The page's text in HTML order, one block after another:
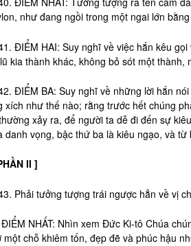
như đang ngồi trong một ngai lớn
ĐIỂM HAI: Suy nghĩ về việc hắn kêu
kia thành khác, không bỏ sót một
ĐIỂM BA: Suy nghĩ về những lời hắn
xích như thế nào; rằng trước hết chúng
xảy ra, để người ta dễ đi đến sự
danh vọng, bậc thứ ba là kiêu ngạo, và
II ]
Phải tưởng tượng trái ngược hẳn về vị
NHẤT: Nhìn xem Đức Ki-tô Chúa
một chỗ khiêm tốn, đẹp đẽ và phúc hậu